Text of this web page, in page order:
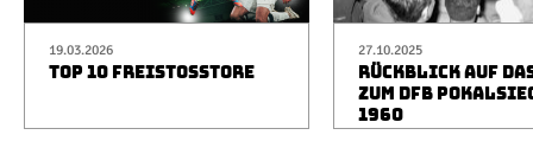
19.03.2026
TOP 10 FREISTOSSTORE
27.10.2025
RÜCKBLICK AUF
ZUM DFB
1960